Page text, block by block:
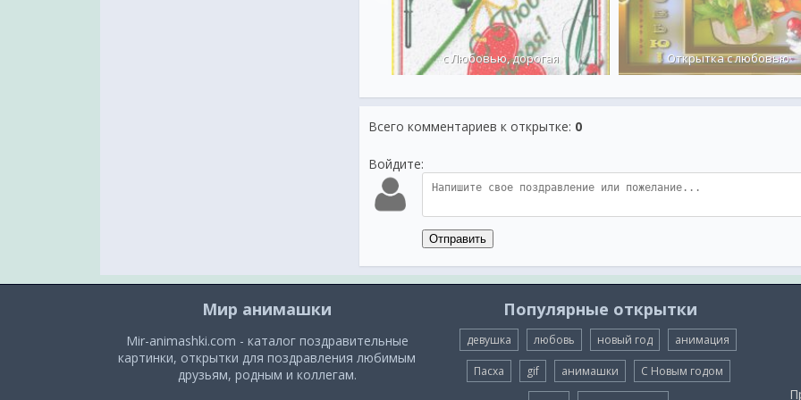
с Любовью, дорогая Открытка с любовью
Всего комментариев к открытке: 0
Войдите:
Отправить
Мир анимашки
Mir-animashki.com - каталог поздравительные
картинки, открытки для поздравления любимым
друзьям, родным и коллегам.
Популярные открытки
девушка любовь новый год анимация
Пасха gif анимашки С Новым годом